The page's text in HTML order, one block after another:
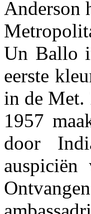
Anderson
Un Ballo
eerste
in de Met.
1957
door
auspiciën